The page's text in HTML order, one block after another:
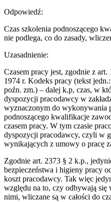
Odpowiedź:
Czas szkolenia podnoszącego
nie podlega, co do zasady,
Uzasadnienie:
Czasem pracy jest, zgodnie z
1974 r. Kodeks pracy (tekst
poźn. zm.) – dalej k.p, czas, w
dyspozycji pracodawcy w
wyznaczonym do wykonywania
podnoszącego kwalifikacje
czasem pracy. W tym czasie
dyspozycji pracodawcy, czyli w
wynikających z umowy o pracę
Zgodnie art. 2373 § 2 k.p.,
bezpieczeństwa i higieny pracy
koszt pracodawcy. Tak więc
względu na to, czy odbywają się
nimi, wliczane są w całości do